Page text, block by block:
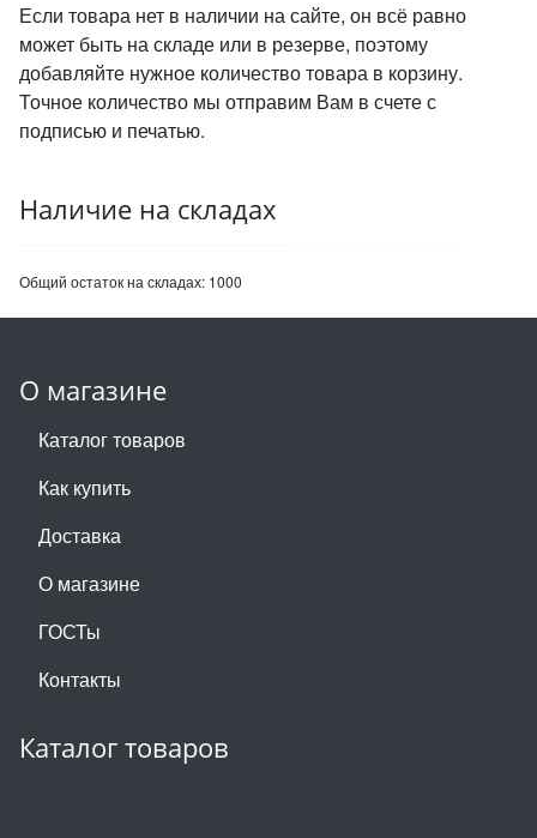
Если товара нет в наличии на сайте, он всё равно
может быть на складе или в резерве, поэтому
добавляйте нужное количество товара в корзину.
Точное количество мы отправим Вам в счете с
подписью и печатью.
Наличие на складах
Общий остаток на складах: 1000
О магазине
Каталог товаров
Как купить
Доставка
О магазине
ГОСТы
Контакты
Каталог товаров